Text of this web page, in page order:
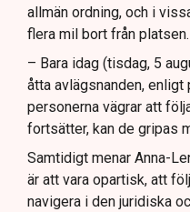
allmän ordning, och i
flera mil bort från platsen.
– Bara idag (tisdag, 5
åtta avlägsnanden,
personerna vägrar att
fortsätter, kan de gripas
Samtidigt menar Anna-
är att vara opartisk, att
navigera i den juridiska